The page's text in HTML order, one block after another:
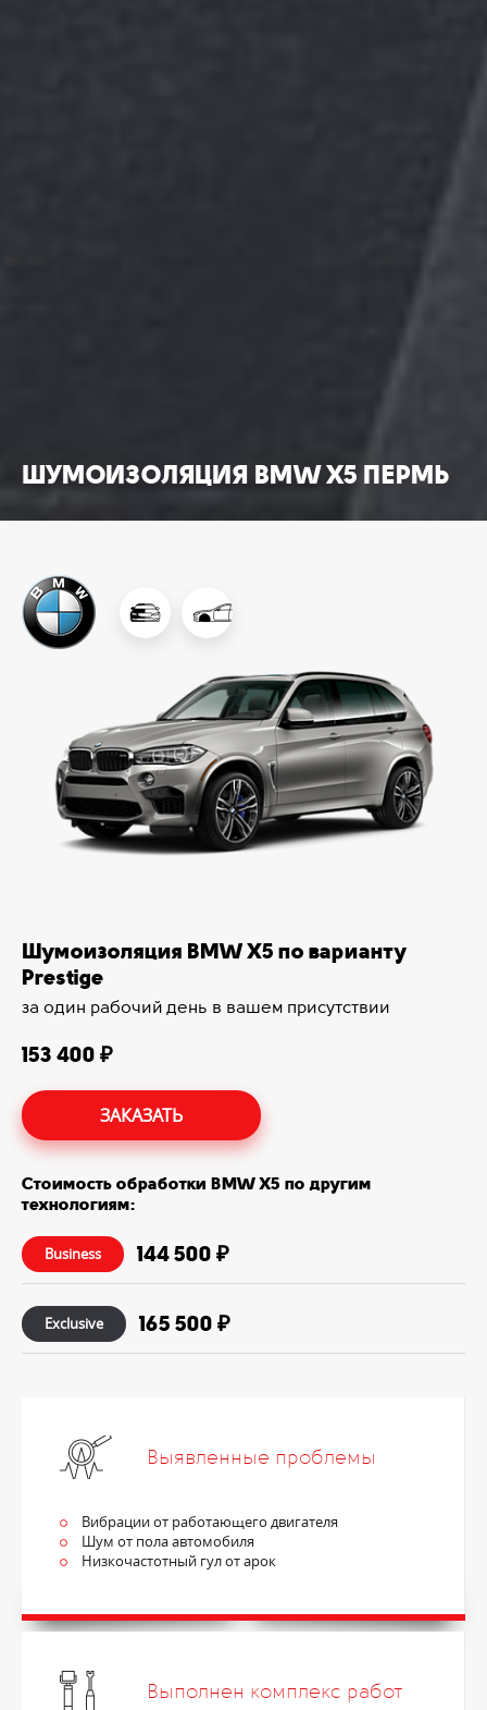
ШУМОИЗОЛЯЦИЯ BMW X5 ПЕРМЬ
Шумоизоляция BMW X5 по варианту
Prestige
за один рабочий день в вашем присутствии
153 400 ₽
ЗАКАЗАТЬ
Стоимость обработки BMW X5 по другим
технологиям:
Business 144 500 ₽
Exclusive 165 500 ₽
Выявленные проблемы
Вибрации от работающего двигателя
Шум от пола автомобиля
Низкочастотный гул от арок
Выполнен комплекс работ